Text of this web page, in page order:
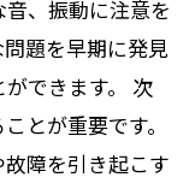
、振動に注意を
題を早期に発見
できます。 次
とが重要です。
障を引き起こす